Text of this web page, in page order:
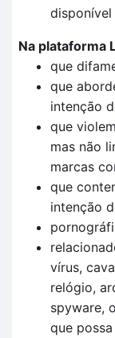
Na plataforma
que
que
intenção
que
mas não
marcas
que
intenção
vírus,
relógio,
spyware,
que